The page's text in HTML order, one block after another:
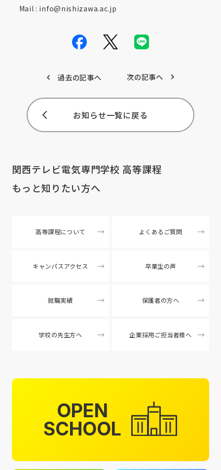
Mail : info@nishizawa.ac.jp
過去の記事へ 次の記事へ
お知らせ一覧に戻る
関西テレビ電気専門学校 高等課程
もっと知りたい方へ
高等課程について よくあるご質問
キャンパスアクセス 卒業生の声
就職実績 保護者の方へ
学校の先生方へ 企業採用ご担当者様へ
OPEN
SCHOOL